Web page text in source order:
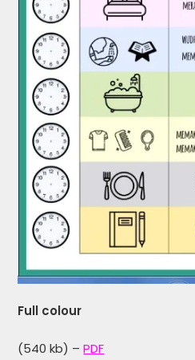
Full colour
(540 kb) – PDF